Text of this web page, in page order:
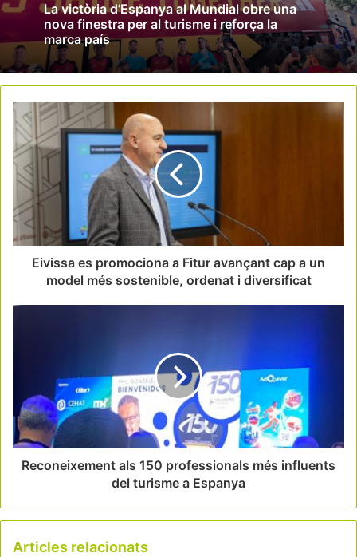
La victòria d’Espanya al Mundial obre una
nova finestra per al turisme i reforça la
marca país
Eivissa es promociona a Fitur avançant cap a un
model més sostenible, ordenat i diversificat
Reconeixement als 150 professionals més influents
del turisme a Espanya
Articles relacionats